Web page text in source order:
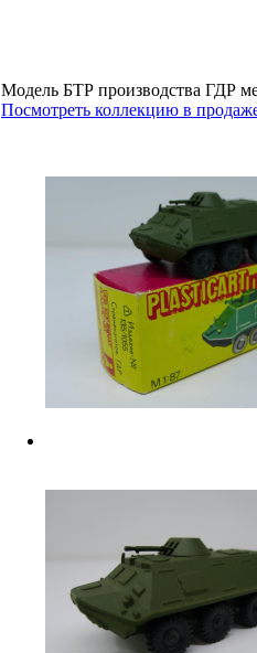
Модель БТР производства ГДР
Посмотреть коллекцию в